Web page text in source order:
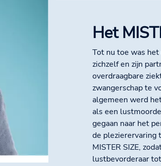
Het
Tot nu toe was
zichzelf en zijn
overdraagbare
zwangerschap te
algemeen werd
als een
gegaan naar het
de plezierervaring
MISTER SIZE,
lustbevorderaar